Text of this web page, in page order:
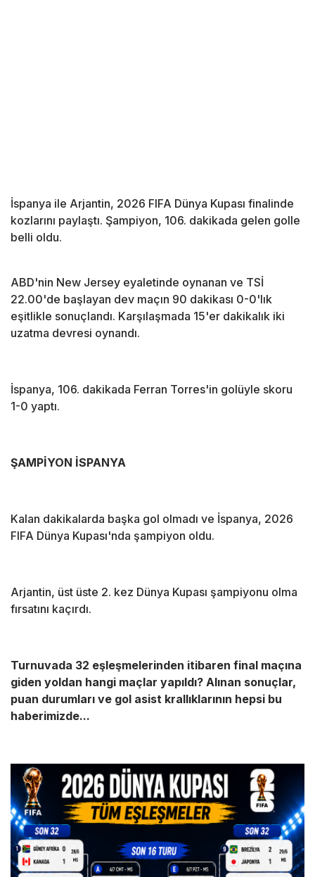
İspanya ile Arjantin, 2026 FIFA Dünya Kupası finalinde
kozlarını paylaştı. Şampiyon, 106. dakikada gelen golle
belli oldu.
ABD'nin New Jersey eyaletinde oynanan ve TSİ
22.00'de başlayan dev maçın 90 dakikası 0-0'lık
eşitlikle sonuçlandı. Karşılaşmada 15'er dakikalık iki
uzatma devresi oynandı.
İspanya, 106. dakikada Ferran Torres'in golüyle skoru
1-0 yaptı.
ŞAMPİYON İSPANYA
Kalan dakikalarda başka gol olmadı ve İspanya, 2026
FIFA Dünya Kupası'nda şampiyon oldu.
Arjantin, üst üste 2. kez Dünya Kupası şampiyonu olma
fırsatını kaçırdı.
Turnuvada 32 eşleşmelerinden itibaren final maçına
giden yoldan hangi maçlar yapıldı? Alınan sonuçlar,
puan durumları ve gol asist krallıklarının hepsi bu
haberimizde...